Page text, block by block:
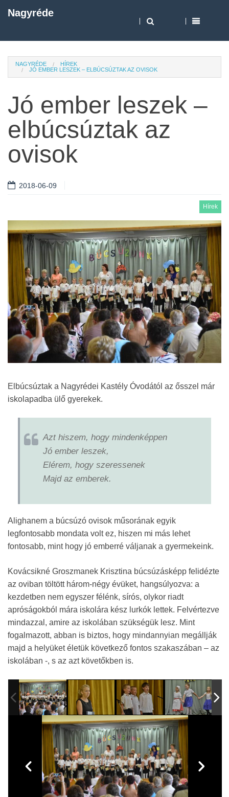
Nagyréde
NAGYRÉDE
HÍREK
JÓ EMBER LESZEK – ELBÚCSÚZTAK AZ OVISOK
Jó ember leszek –
elbúcsúztak az
ovisok
2018-06-09
Hírek
Elbúcsúztak a Nagyrédei Kastély Óvodától az ősszel már
iskolapadba ülő gyerekek.
Azt hiszem, hogy mindenképpen
Jó ember leszek,
Elérem, hogy szeressenek
Majd az emberek.
Alighanem a búcsúzó ovisok műsorának egyik
legfontosabb mondata volt ez, hiszen mi más lehet
fontosabb, mint hogy jó emberré váljanak a gyermekeink.
Kovácsikné Groszmanek Krisztina búcsúzásképp felidézte
az oviban töltött három-négy évüket, hangsúlyozva: a
kezdetben nem egyszer félénk, sírós, olykor riadt
apróságokból mára iskolára kész lurkók lettek. Felvértezve
mindazzal, amire az iskolában szükségük lesz. Mint
fogalmazott, abban is biztos, hogy mindannyian megállják
majd a helyüket életük következő fontos szakaszában – az
iskolában -, s az azt követőkben is.